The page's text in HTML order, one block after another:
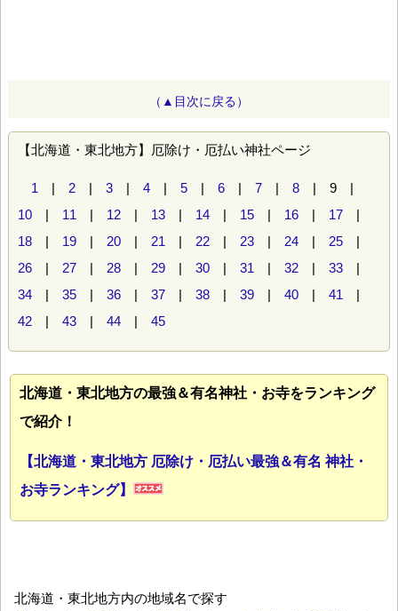
（▲目次に戻る）
【北海道・東北地方】厄除け・厄払い神社ページ
1 | 2 | 3 | 4 | 5 | 6 | 7 | 8 | 9 |
10 | 11 | 12 | 13 | 14 | 15 | 16 | 17 |
18 | 19 | 20 | 21 | 22 | 23 | 24 | 25 |
26 | 27 | 28 | 29 | 30 | 31 | 32 | 33 |
34 | 35 | 36 | 37 | 38 | 39 | 40 | 41 |
42 | 43 | 44 | 45
北海道・東北地方の最強＆有名神社・お寺をランキング
で紹介！
【北海道・東北地方 厄除け・厄払い最強＆有名 神社・
お寺ランキング】
北海道・東北地方内の地域名で探す